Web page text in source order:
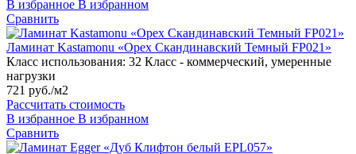
В избранное В избранном
Сравнить
Ламинат Kastamonu «Орех Скандинавский Темный FP021»
Класс использования: 32 Класс - коммерческий, умеренные
нагрузки
721 руб./м2
Рассчитать стоимость
В избранное В избранном
Сравнить